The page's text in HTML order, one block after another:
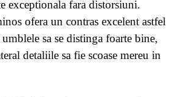
exceptionala fara distorsiuni.
ofera un contras excelent astfel
sa se distinga foarte bine,
detaliile sa fie scoase mereu in